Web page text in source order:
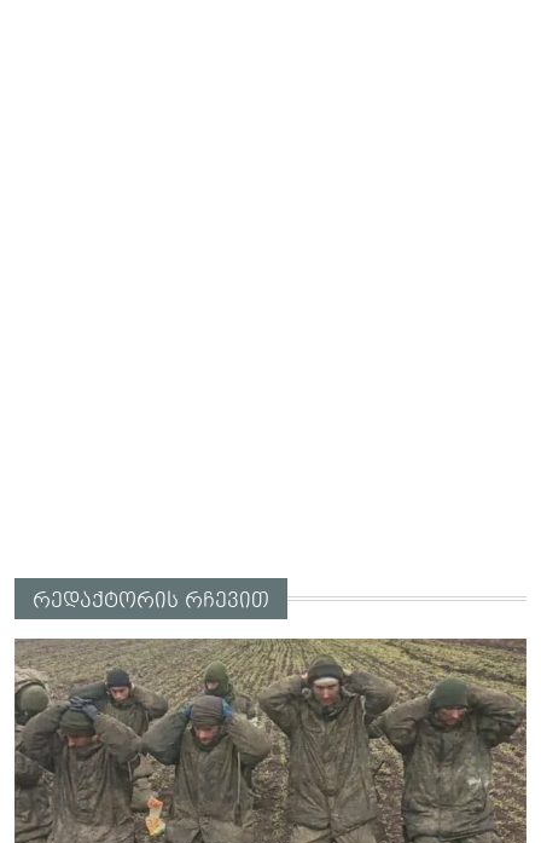
რედაქტორის რჩევით